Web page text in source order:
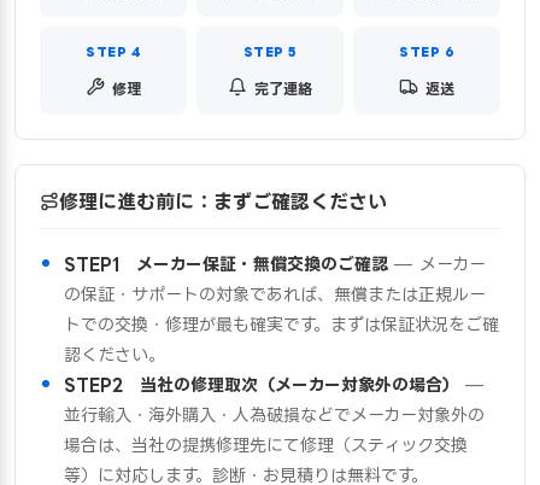
修理 完了連絡 返送
修理に進む前に：まずご確認ください
STEP1 メーカー保証・無償交換のご確認 — メーカー
の保証・サポートの対象であれば、無償または正規ルー
トでの交換・修理が最も確実です。まずは保証状況をご確
認ください。
STEP2 当社の修理取次（メーカー対象外の場合）
—
並行輸入・海外購入・人為破損などでメーカー対象外の
場合は、当社の提携修理先にて修理（スティック交換
等）に対応します。診断・お見積りは無料です。